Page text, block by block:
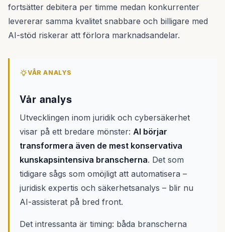
fortsätter debitera per timme medan konkurrenter
levererar samma kvalitet snabbare och billigare med
AI-stöd riskerar att förlora marknadsandelar.
VÅR ANALYS
Vår analys
Utvecklingen inom juridik och cybersäkerhet
visar på ett bredare mönster: AI börjar
transformera även de mest konservativa
kunskapsintensiva branscherna. Det som
tidigare sågs som omöjligt att automatisera –
juridisk expertis och säkerhetsanalys – blir nu
AI-assisterat på bred front.
Det intressanta är timing: båda branscherna